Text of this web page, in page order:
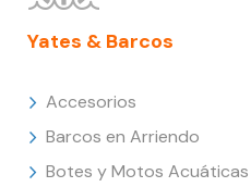
Yates & Barcos
Accesorios
Barcos en Arriendo
Botes y Motos Acuáticas